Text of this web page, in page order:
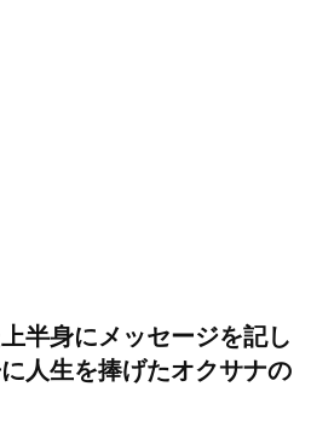
半身にメッセージを記し
人生を捧げたオクサナの